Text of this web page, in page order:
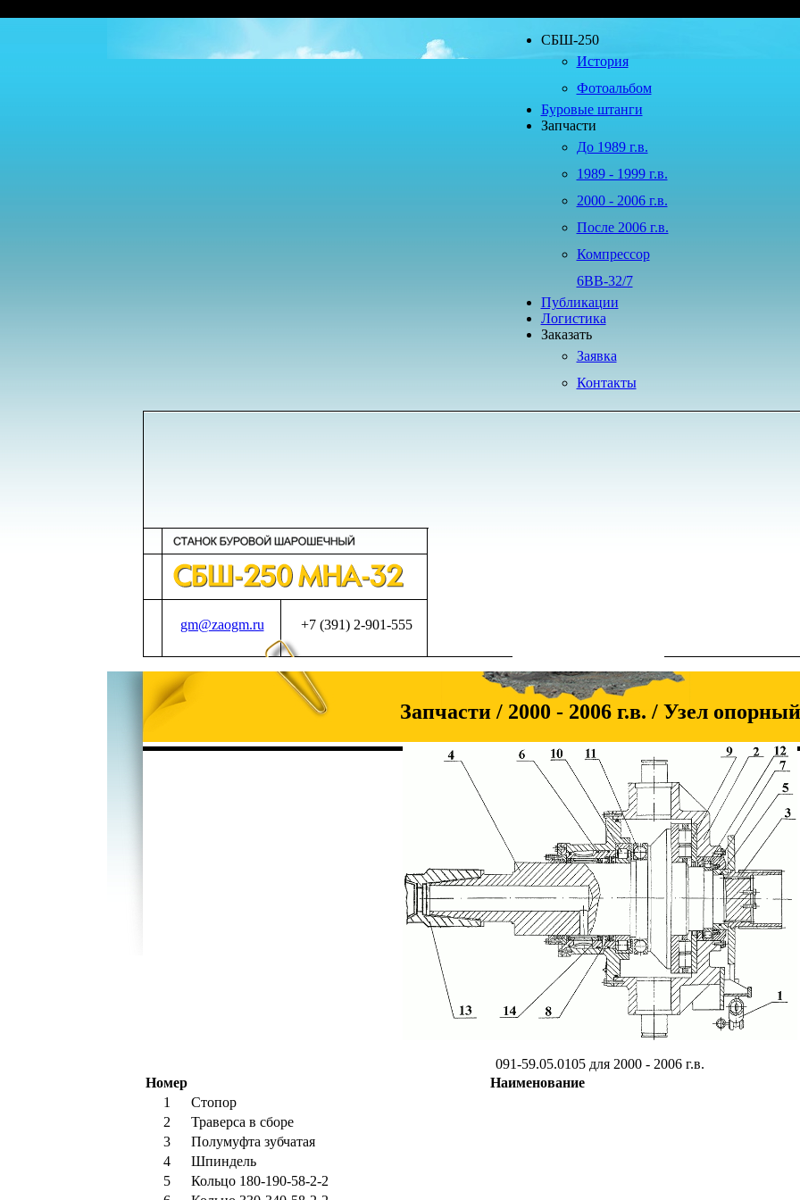
СБШ-250
История
Фотоальбом
Буровые штанги
Запчасти
До 1989 г.в.
1989 - 1999 г.в.
2000 - 2006 г.в.
После 2006 г.в.
Компрессор
6ВВ-32/7
Публикации
Логистика
Заказать
Заявка
Контакты
gm@zaogm.ru +7 (391) 2-901-555
Запчасти / 2000 - 2006 г.в. / Узел опорный
091-59.05.0105 для 2000 - 2006 г.в.
Номер
Наименование
1
Стопор
2
Траверса в сборе
3
Полумуфта зубчатая
4
Шпиндель
5
Кольцо 180-190-58-2-2